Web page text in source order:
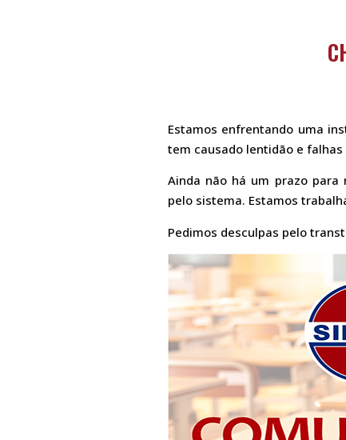
Estamos enfrentando uma
tem causado lentidão e
Ainda não há um prazo para
pelo sistema. Estamos
Pedimos desculpas pelo